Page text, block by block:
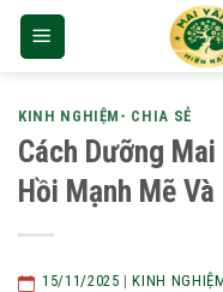
Skip
KINH NGHIỆM- CHIA SẺ
Cách Dưỡng
Hồi Mạnh Mẽ
15/11/2025 |KINH